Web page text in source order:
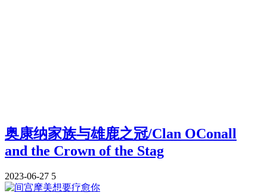
奥康纳家族与雄鹿之冠/Clan OConall
and the Crown of the Stag
2023-06-27 5